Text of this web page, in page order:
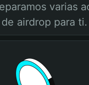
varias
de airdrop para ti.